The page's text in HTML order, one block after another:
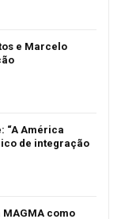
e Marcelo
“A América
de integração
MAGMA como